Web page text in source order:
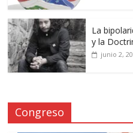
La
y la
junio 2,
Congreso